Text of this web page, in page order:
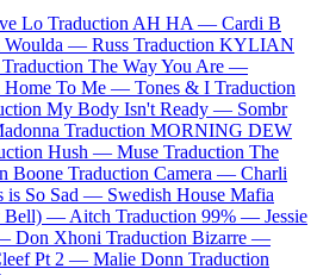
Lo Traduction AH HA — Cardi B
Woulda — Russ Traduction KYLIAN
Traduction The Way You Are —
Home To Me — Tones & I Traduction
My Body Isn't Ready — Sombr
Traduction MORNING DEW
Hush — Muse Traduction The
Boone Traduction Camera — Charli
is So Sad — Swedish House Mafia
Bell) —Aitch Traduction 99% — Jessie
Don Xhoni Traduction Bizarre —
Pt 2 — Malie Donn Traduction